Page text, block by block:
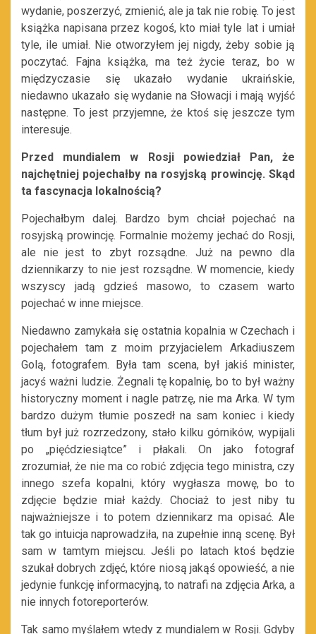
wydanie, poszerzyć, zmienić, ale ja tak nie robię. To jest
książka napisana przez kogoś, kto miał tyle lat i umiał
tyle, ile umiał. Nie otworzyłem jej nigdy, żeby sobie ją
poczytać. Fajna książka, ma też życie teraz, bo w
międzyczasie się ukazało wydanie ukraińskie,
niedawno ukazało się wydanie na Słowacji i mają wyjść
następne. To jest przyjemne, że ktoś się jeszcze tym
interesuje.
Przed mundialem w Rosji powiedział Pan, że
najchętniej pojechałby na rosyjską prowincję. Skąd
ta fascynacja lokalnością?
Pojechałbym dalej. Bardzo bym chciał pojechać na
rosyjską prowincję. Formalnie możemy jechać do Rosji,
ale nie jest to zbyt rozsądne. Już na pewno dla
dziennikarzy to nie jest rozsądne. W momencie, kiedy
wszyscy jadą gdzieś masowo, to czasem warto
pojechać w inne miejsce.
Niedawno zamykała się ostatnia kopalnia w Czechach i
pojechałem tam z moim przyjacielem Arkadiuszem
Golą, fotografem. Była tam scena, był jakiś minister,
jacyś ważni ludzie. Żegnali tę kopalnię, bo to był ważny
historyczny moment i nagle patrzę, nie ma Arka. W tym
bardzo dużym tłumie poszedł na sam koniec i kiedy
tłum był już rozrzedzony, stało kilku górników, wypijali
po „pięćdziesiątce” i płakali. On jako fotograf
zrozumiał, że nie ma co robić zdjęcia tego ministra, czy
innego szefa kopalni, który wygłasza mowę, bo to
zdjęcie będzie miał każdy. Chociaż to jest niby tu
najważniejsze i to potem dziennikarz ma opisać. Ale
tak go intuicja naprowadziła, na zupełnie inną scenę. Był
sam w tamtym miejscu. Jeśli po latach ktoś będzie
szukał dobrych zdjęć, które niosą jakąś opowieść, a nie
jedynie funkcję informacyjną, to natrafi na zdjęcia Arka, a
nie innych fotoreporterów.
Tak samo myślałem wtedy z mundialem w Rosji. Gdyby